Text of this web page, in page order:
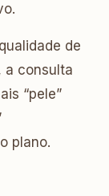
de
a consulta
“pele”
plano.